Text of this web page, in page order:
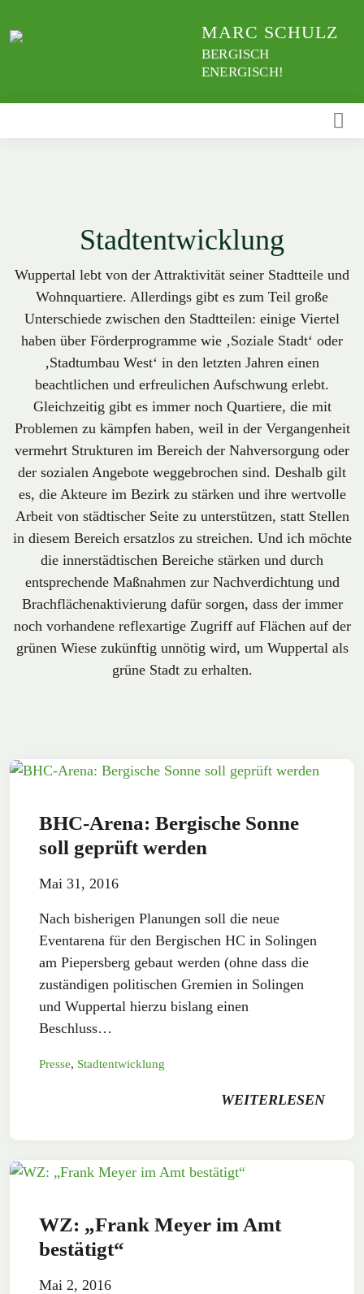
zum
MARC SCHULZ
BERGISCH
ENERGISCH!
Stadtentwicklung
Wuppertal lebt von der Attraktivität seiner Stadtteile und
Wohnquartiere. Allerdings gibt es zum Teil große
Unterschiede zwischen den Stadtteilen: einige Viertel
haben über Förderprogramme wie ‚Soziale Stadt‘ oder
‚Stadtumbau West‘ in den letzten Jahren einen
beachtlichen und erfreulichen Aufschwung erlebt.
Gleichzeitig gibt es immer noch Quartiere, die mit
Problemen zu kämpfen haben, weil in der Vergangenheit
vermehrt Strukturen im Bereich der Nahversorgung oder
der sozialen Angebote weggebrochen sind. Deshalb gilt
es, die Akteure im Bezirk zu stärken und ihre wertvolle
Arbeit von städtischer Seite zu unterstützen, statt Stellen
in diesem Bereich ersatzlos zu streichen. Und ich möchte
die innerstädtischen Bereiche stärken und durch
entsprechende Maßnahmen zur Nachverdichtung und
Brachflächenaktivierung dafür sorgen, dass der immer
noch vorhandene reflexartige Zugriff auf Flächen auf der
grünen Wiese zukünftig unnötig wird, um Wuppertal als
grüne Stadt zu erhalten.
BHC-Arena: Bergische Sonne
soll geprüft werden
Mai 31, 2016
Nach bisherigen Planungen soll die neue
Eventarena für den Bergischen HC in Solingen
am Piepersberg gebaut werden (ohne dass die
zuständigen politischen Gremien in Solingen
und Wuppertal hierzu bislang einen
Beschluss…
Presse, Stadtentwicklung
WEITERLESEN
WZ: „Frank Meyer im Amt
bestätigt“
Mai 2, 2016